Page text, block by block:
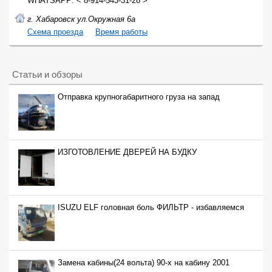
г. Хабаровск ул.Окружная 6а
Cхема проезда
Время работы
Статьи и обзоры
Отправка крупногабаритного груза на запад
ИЗГОТОВЛЕНИЕ ДВЕРЕЙ НА БУДКУ
ISUZU ELF головная боль ФИЛЬТР - избавляемся
Замена кабины(24 вольта) 90-х на кабину 2001